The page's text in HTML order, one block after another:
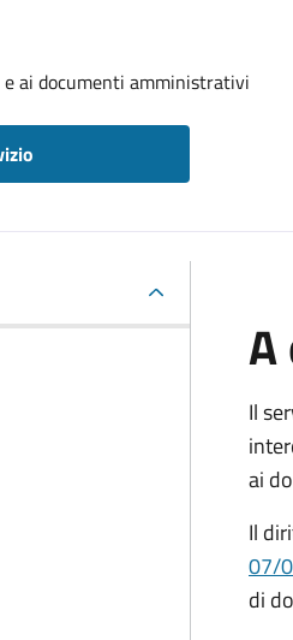
ai documenti amministrativi
Il
ai
Il
07/
di